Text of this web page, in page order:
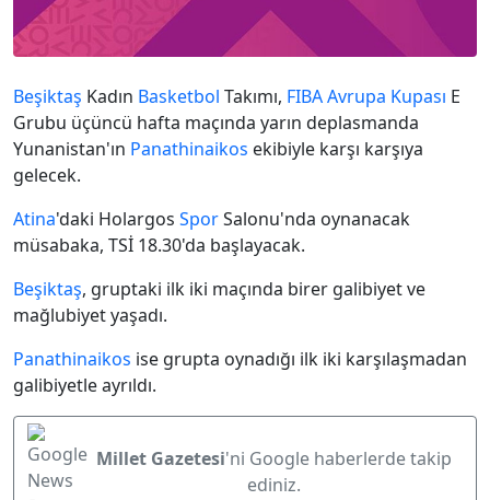
Beşiktaş Kadın Basketbol Takımı, FIBAAvrupa Kupası E
Grubu üçüncü hafta maçında yarın deplasmanda
Yunanistan'ın Panathinaikos ekibiyle karşı karşıya
gelecek.
Atina'daki Holargos SporSalonu'nda oynanacak
müsabaka, TSİ 18.30'da başlayacak.
Beşiktaş, gruptaki ilk iki maçında birer galibiyet ve
mağlubiyet yaşadı.
Panathinaikos ise grupta oynadığı ilk iki karşılaşmadan
galibiyetle ayrıldı.
Millet Gazetesi'ni Google haberlerde takip
ediniz.